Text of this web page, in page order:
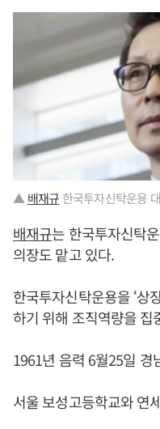
▲ 배재규 한국투자신탁운용
배재규는 한국투자신탁
의장도 맡고 있다.
한국투자신탁운용을 ‘상
하기 위해 조직역량을 집
1961년 음력 6월25일 경
서울 보성고등학교와 연